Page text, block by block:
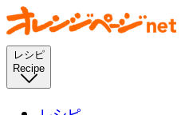
レシピ
Recipe